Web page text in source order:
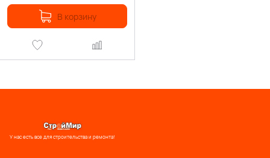
В корзину
У нас есть все для строительства и ремонта!